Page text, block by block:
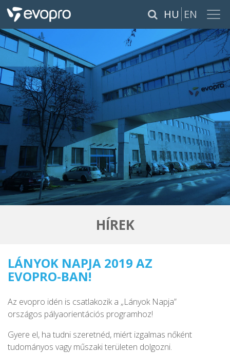
HU EN ×
RÓLUNK
SZOLGÁLTATÁSOK
TERMÉKEK
REFERENCIÁK
KARRIER
PÁLYÁZATOK
HÍREK
LÁNYOK NAPJA 2019 AZ
EVOPRO-BAN!
Az evopro idén is csatlakozik a „Lányok Napja”
országos pályaorientációs programhoz!
Gyere el, ha tudni szeretnéd, miért izgalmas nőként
tudományos vagy műszaki területen dolgozni.